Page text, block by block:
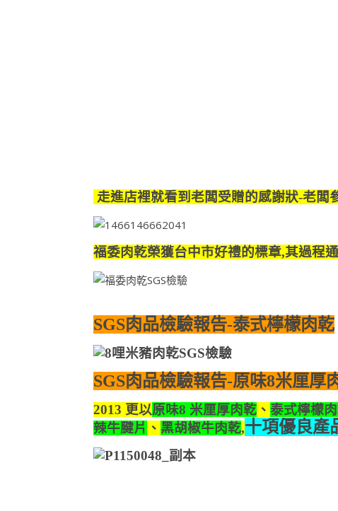
走進店裡就看到老闆受贈的感謝狀-老闆
福委肉乾榮獲台中市好禮的標章,其過程
SGS肉品檢驗報告-泰式檸檬肉乾
SGS肉品檢驗報告-原味8米厘厚
2013 更以原味8 米厘厚肉乾 、 泰式檸檬肉
辣牛腱片 、 黑胡椒牛肉乾,十項優良產